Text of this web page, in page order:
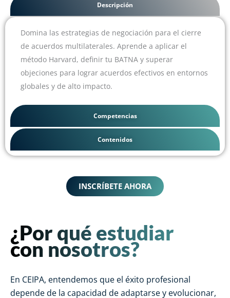
Descripción
Competencias
Contenidos
Domina las estrategias de negociación para el cierre
de acuerdos multilaterales. Aprende a aplicar el
método Harvard, definir tu BATNA y superar
objeciones para lograr acuerdos efectivos en entornos
globales y de alto impacto.
INSCRÍBETE AHORA
¿Por qué estudiar
con nosotros?
En CEIPA, entendemos que el éxito profesional
depende de la capacidad de adaptarse y evolucionar,